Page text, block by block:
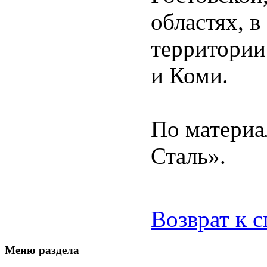
областях,
и Коми.
По
Сталь».
Возврат к
Меню раздела